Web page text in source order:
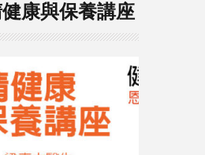
康與保養講座